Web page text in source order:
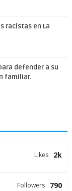
racistas en La
defender a su
familiar.
2k
Likes
790
Followers